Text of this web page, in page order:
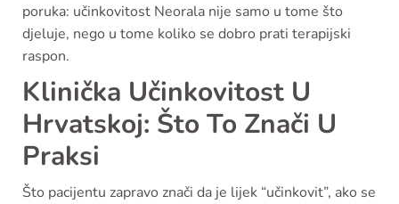
poruka: učinkovitost Neorala nije samo u tome što
djeluje, nego u tome koliko se dobro prati terapijski
raspon.
Klinička Učinkovitost U
Hrvatskoj: Što To Znači U
Praksi
Što pacijentu zapravo znači da je lijek “učinkovit”, ako se